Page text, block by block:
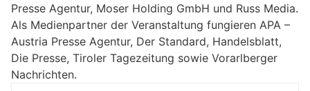
Presse Agentur, Moser Holding GmbH und Russ Media.
Als Medienpartner der Veranstaltung fungieren APA –
Austria Presse Agentur, Der Standard, Handelsblatt,
Die Presse, Tiroler Tagezeitung sowie Vorarlberger
Nachrichten.